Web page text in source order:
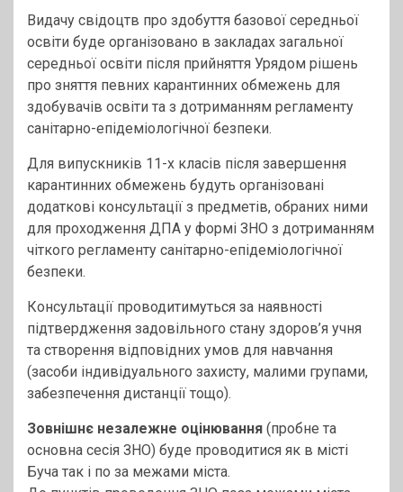
Видачу свідоцтв про здобуття базової середньої
освіти буде організовано в закладах загальної
середньої освіти після прийняття Урядом рішень
про зняття певних карантинних обмежень для
здобувачів освіти та з дотриманням регламенту
санітарно-епідеміологічної безпеки.
Для випускників 11-х класів після завершення
карантинних обмежень будуть організовані
додаткові консультації з предметів, обраних ними
для проходження ДПА у формі ЗНО з дотриманням
чіткого регламенту санітарно-епідеміологічної
безпеки.
Консультації проводитимуться за наявності
підтвердження задовільного стану здоров’я учня
та створення відповідних умов для навчання
(засоби індивідуального захисту, малими групами,
забезпечення дистанції тощо).
Зовнішнє незалежне оцінювання (пробне та
основна сесія ЗНО) буде проводитися як в місті
Буча так і по за межами міста.